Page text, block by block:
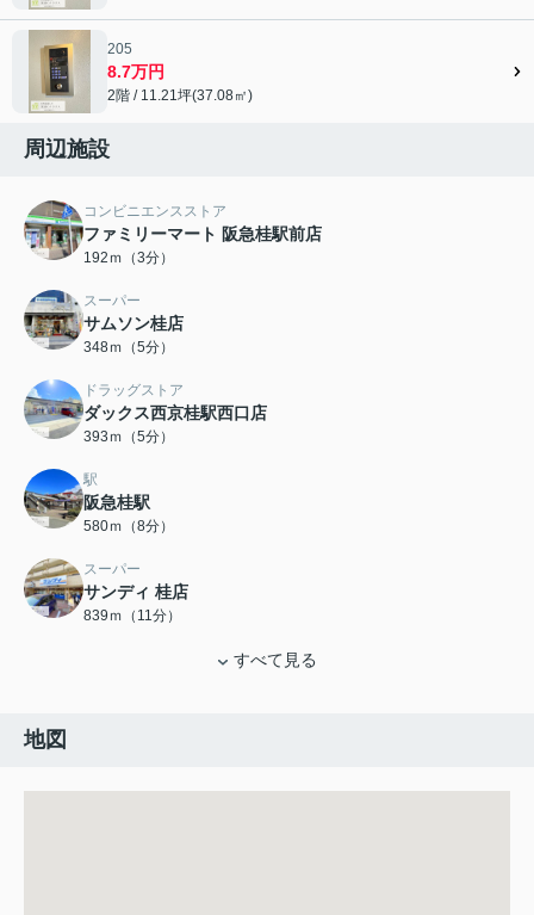
205
8.7万円
2階 / 11.21坪(37.08㎡)
周辺施設
コンビニエンスストア
ファミリーマート 阪急桂駅前店
192ｍ（3分）
スーパー
サムソン桂店
348ｍ（5分）
ドラッグストア
ダックス西京桂駅西口店
393ｍ（5分）
駅
阪急桂駅
580ｍ（8分）
スーパー
サンディ 桂店
839ｍ（11分）
すべて見る
地図